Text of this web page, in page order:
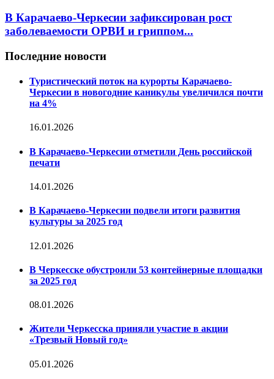
В Карачаево-Черкесии зафиксирован рост
заболеваемости ОРВИ и гриппом...
Последние новости
Туристический поток на курорты Карачаево-
Черкесии в новогодние каникулы увеличился почти
на 4%
16.01.2026
В Карачаево-Черкесии отметили День российской
печати
14.01.2026
В Карачаево-Черкесии подвели итоги развития
культуры за 2025 год
12.01.2026
В Черкесске обустроили 53 контейнерные площадки
за 2025 год
08.01.2026
Жители Черкесска приняли участие в акции
«Трезвый Новый год»
05.01.2026